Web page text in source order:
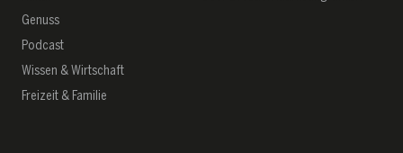
Genuss
Podcast
Wissen & Wirtschaft
Freizeit & Familie